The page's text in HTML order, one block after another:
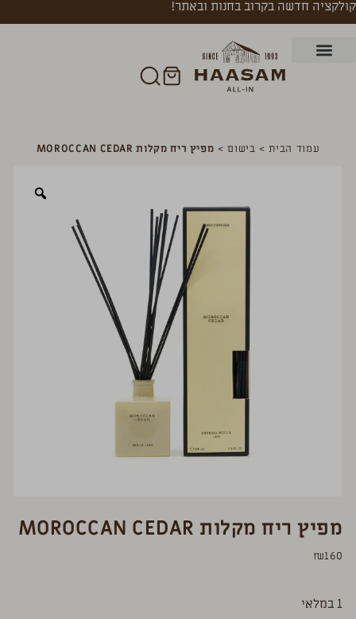
קולקציה חדשה בקרוב בחנות ובאתר!
מפיץ ריח מקלות MOROCCAN CEDAR
₪160
1 במלאי
עמוד הבית> בישום> מפיץ ריח מקלות MOROCCAN CEDAR